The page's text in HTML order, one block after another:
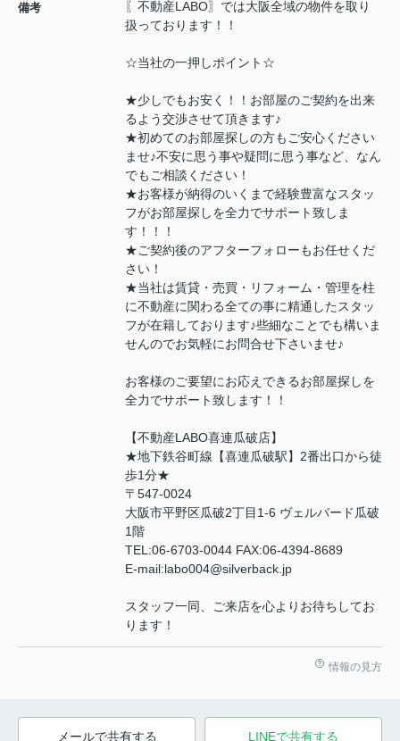
備考
〖不動産LABO〗では大阪全域の物件を取り
扱っております！！
☆当社の一押しポイント☆
★少しでもお安く！！お部屋のご契約を出来
るよう交渉させて頂きます♪
★初めてのお部屋探しの方もご安心ください
ませ♪不安に思う事や疑問に思う事など、なん
でもご相談ください！
★お客様が納得のいくまで経験豊富なスタッ
フがお部屋探しを全力でサポート致しま
す！！！
★ご契約後のアフターフォローもお任せくだ
さい！
★当社は賃貸・売買・リフォーム・管理を柱
に不動産に関わる全ての事に精通したスタッ
フが在籍しております♪些細なことでも構いま
せんのでお気軽にお問合せ下さいませ♪
お客様のご要望にお応えできるお部屋探しを
全力でサポート致します！！
【不動産LABO喜連瓜破店】
★地下鉄谷町線【喜連瓜破駅】2番出口から徒
歩1分★
〒547-0024
大阪市平野区瓜破2丁目1-6 ヴェルバード瓜破
1階
TEL:06-6703-0044 FAX:06-4394-8689
E-mail:labo004@silverback.jp
スタッフ一同、ご来店を心よりお待ちしてお
ります！
情報の見方
メールで共有する LINEで共有する